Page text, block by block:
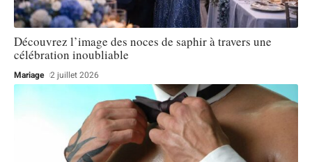
Découvrez l’image des noces de saphir à travers une
célébration inoubliable
Mariage 2 juillet 2026